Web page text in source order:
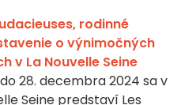
rodinné
o výnimočných
v La Nouvelle Seine
28. decembra 2024 sa v
Seine predstaví Les